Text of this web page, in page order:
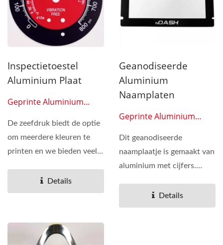
Inspectietoestel
Aluminium Plaat
Geprinte Aluminium
De zeefdruk biedt de optie
om meerdere kleuren te
printen en we bieden veel
Details
Geanodiseerde
Aluminium
Naamplaten
Geprinte Aluminium
Dit geanodiseerde
naamplaatje is gemaakt van
aluminium met cijfers.
Details